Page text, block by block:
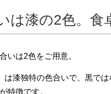
は漆の2色。食
いは2色をご用意。
は漆独特の色合いで、黒で
特徴です。